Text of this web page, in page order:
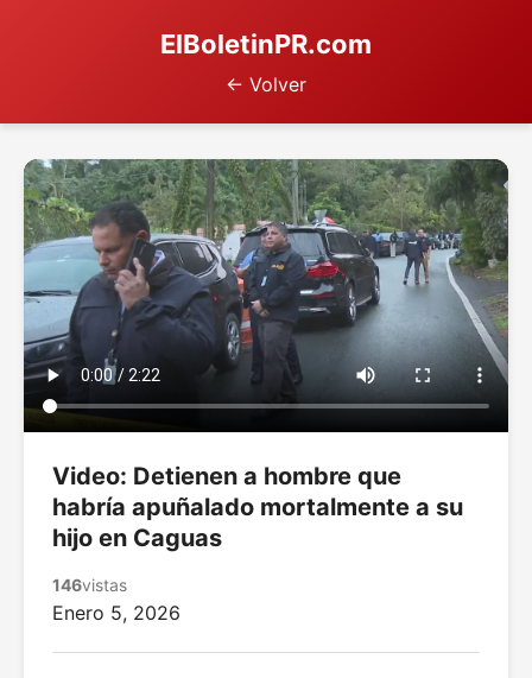
ElBoletinPR.com
← Volver
Video: Detienen a hombre que
habría apuñalado mortalmente a su
hijo en Caguas
146vistas
Enero 5, 2026